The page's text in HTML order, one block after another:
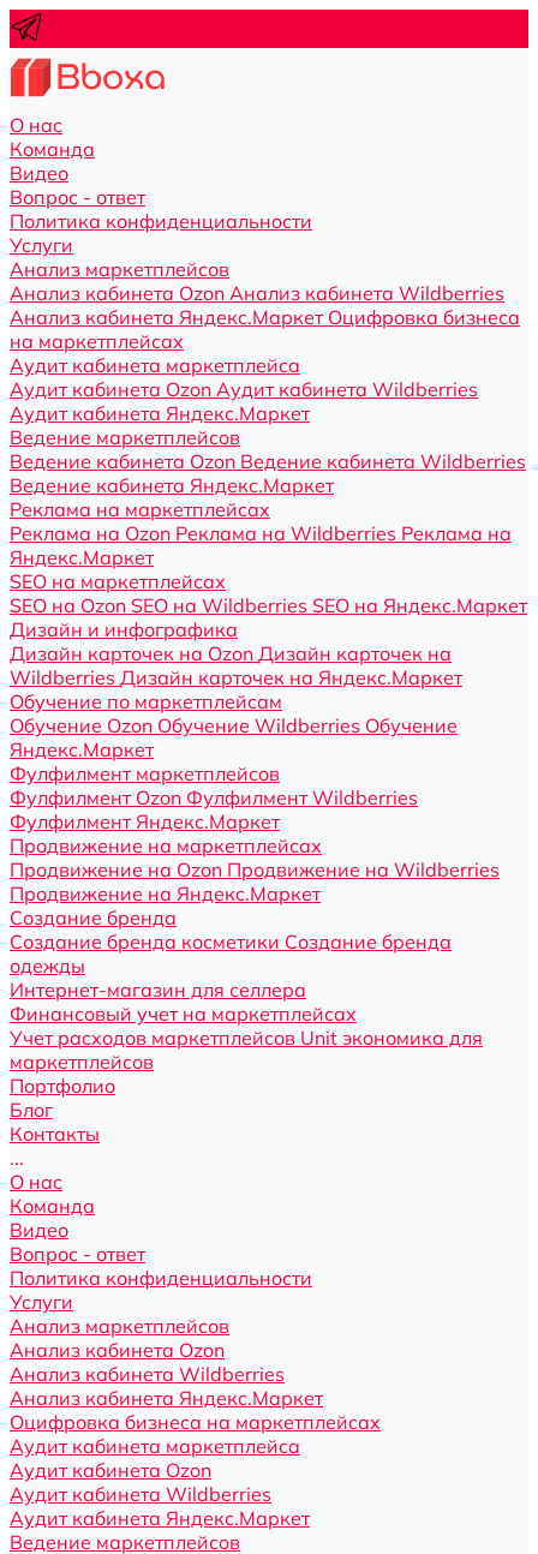
О нас
Команда
Видео
Вопрос - ответ
Политика конфиденциальности
Услуги
Анализ маркетплейсов
Анализ кабинета Ozon Анализ кабинета Wildberries
Анализ кабинета Яндекс.Маркет Оцифровка бизнеса
на маркетплейсах
Аудит кабинета маркетплейса
Аудит кабинета Ozon Аудит кабинета Wildberries
Аудит кабинета Яндекс.Маркет
Ведение маркетплейсов
Ведение кабинета Ozon Ведение кабинета Wildberries
Ведение кабинета Яндекс.Маркет
Реклама на маркетплейсах
Реклама на Ozon Реклама на Wildberries Реклама на
Яндекс.Маркет
SEO на маркетплейсах
SEO на Ozon SEO на Wildberries SEO на Яндекс.Маркет
Дизайн и инфографика
Дизайн карточек на Ozon Дизайн карточек на
Wildberries Дизайн карточек на Яндекс.Маркет
Обучение по маркетплейсам
Обучение Ozon Обучение Wildberries Обучение
Яндекс.Маркет
Фулфилмент маркетплейсов
Фулфилмент Ozon Фулфилмент Wildberries
Фулфилмент Яндекс.Маркет
Продвижение на маркетплейсах
Продвижение на Ozon Продвижение на Wildberries
Продвижение на Яндекс.Маркет
Создание бренда
Создание бренда косметики Создание бренда
одежды
Интернет-магазин для селлера
Финансовый учет на маркетплейсах
Учет расходов маркетплейсов Unit экономика для
маркетплейсов
Портфолио
Блог
Контакты
...
О нас
Команда
Видео
Вопрос - ответ
Политика конфиденциальности
Услуги
Анализ маркетплейсов
Анализ кабинета Ozon
Анализ кабинета Wildberries
Анализ кабинета Яндекс.Маркет
Оцифровка бизнеса на маркетплейсах
Аудит кабинета маркетплейса
Аудит кабинета Ozon
Аудит кабинета Wildberries
Аудит кабинета Яндекс.Маркет
Ведение маркетплейсов